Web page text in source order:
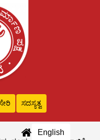
ಸದಸ್ಯತ್ವ
English